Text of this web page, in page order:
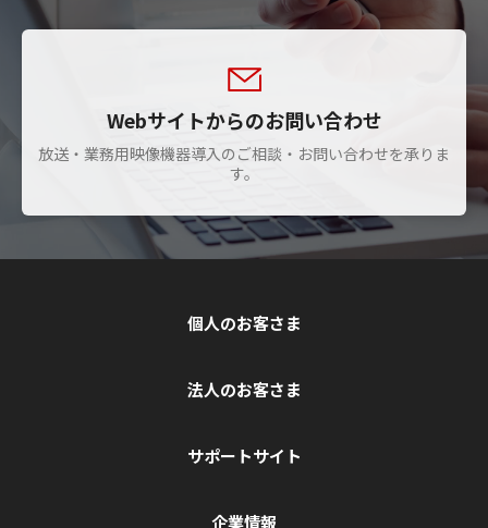
Webサイトからのお問い合わせ
放送・業務用映像機器導入のご相談・お問い合わせを承りま
す。
個人のお客さま
法人のお客さま
サポートサイト
企業情報